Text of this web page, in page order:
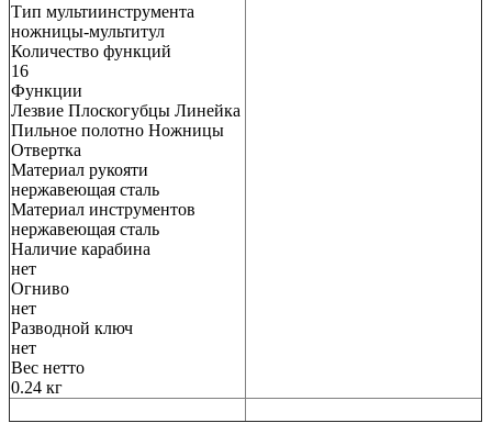
Тип мультиинструмента
ножницы-мультитул
Количество функций
16
Функции
Лезвие Плоскогубцы Линейка
Пильное полотно Ножницы
Отвертка
Материал рукояти
нержавеющая сталь
Материал инструментов
нержавеющая сталь
Наличие карабина
нет
Огниво
нет
Разводной ключ
нет
Вес нетто
0.24 кг